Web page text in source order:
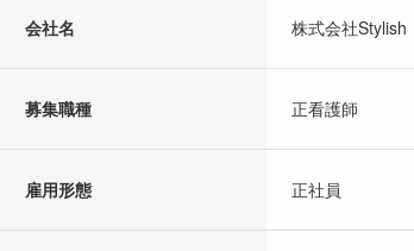
会社名 株式会社Stylish
募集職種 正看護師
雇用形態 正社員